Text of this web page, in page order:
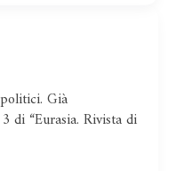
Già
di “Eurasia. Rivista di